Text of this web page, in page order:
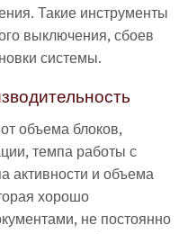
Такие инструменты
выключения, сбоев
системы.
объема блоков,
темпа работы с
активности и объема
хорошо
не постоянно